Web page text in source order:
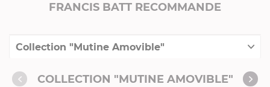
FRANCIS BATT RECOMMANDE
Collection "Mutine Amovible"
Collection "Crêpières"
COLLECTION "MUTINE AMOVIBLE"